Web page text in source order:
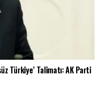
Türkiye’ Talimatı: AK Parti